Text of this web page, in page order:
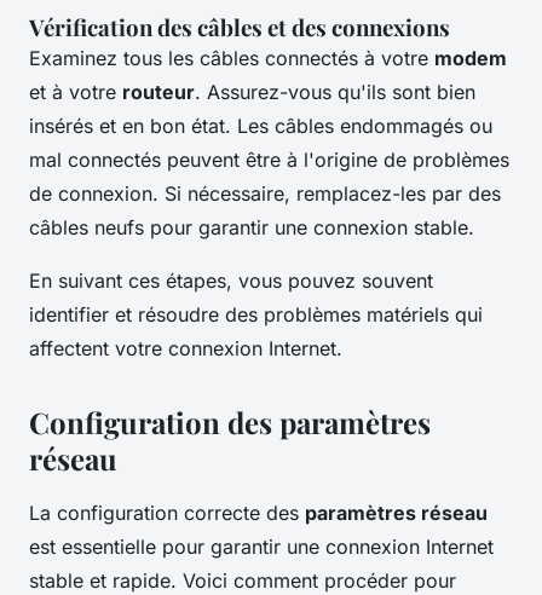
Vérification des câbles et des connexions
Examinez tous les câbles connectés à votre modem
et à votre routeur. Assurez-vous qu'ils sont bien
insérés et en bon état. Les câbles endommagés ou
mal connectés peuvent être à l'origine de problèmes
de connexion. Si nécessaire, remplacez-les par des
câbles neufs pour garantir une connexion stable.
En suivant ces étapes, vous pouvez souvent
identifier et résoudre des problèmes matériels qui
affectent votre connexion Internet.
Configuration des paramètres
réseau
La configuration correcte des paramètres réseau
est essentielle pour garantir une connexion Internet
stable et rapide. Voici comment procéder pour